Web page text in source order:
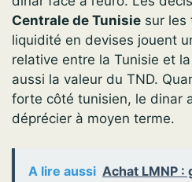
Centrale de Tunisie sur les
liquidité en devises jouent
relative entre la Tunisie et
aussi la valeur du TND.
forte côté tunisien, le dinar
déprécier à moyen terme.
A lire aussi Achat LMNP :